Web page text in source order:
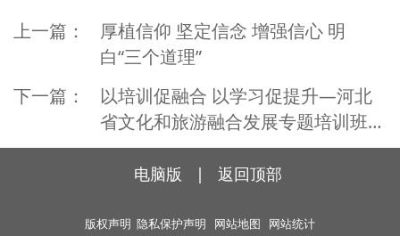
上一篇：
厚植信仰 坚定信念 增强信心 明
白“三个道理”
下一篇：
以培训促融合 以学习促提升—河北
省文化和旅游融合发展专题培训班在
我院举办
电脑版 | 返回顶部
版权声明 隐私保护声明 网站地图 网站统计